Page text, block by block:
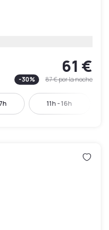
61 €
-30% 87 €por la noche
11h - 16h